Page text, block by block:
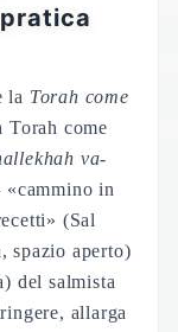
la Torah come
Torah come
va-
in
(Sal
spazio aperto)
del salmista
allarga